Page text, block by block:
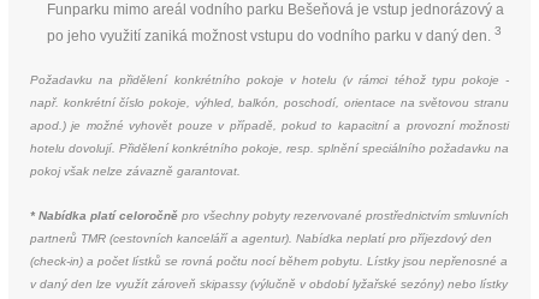
Funparku mimo areál vodního parku Bešeňová je vstup jednorázový a
po jeho využití zaniká možnost vstupu do vodního parku v daný den. 3
Požadavku na přidělení konkrétního pokoje v hotelu (v rámci téhož typu pokoje -
např. konkrétní číslo pokoje, výhled, balkón, poschodí, orientace na světovou stranu
apod.) je možné vyhovět pouze v případě, pokud to kapacitní a provozní možnosti
hotelu dovolují. Přidělení konkrétního pokoje, resp. splnění speciálního požadavku na
pokoj však nelze závazně garantovat.
* Nabídka platí celoročně pro všechny pobyty rezervované prostřednictvím smluvních
partnerů TMR (cestovních kanceláří a agentur). Nabídka neplatí pro příjezdový den
(check-in) a počet lístků se rovná počtu nocí během pobytu. Lístky jsou nepřenosné a
v daný den lze využít zároveň skipassy (výlučně v období lyžařské sezóny) nebo lístky